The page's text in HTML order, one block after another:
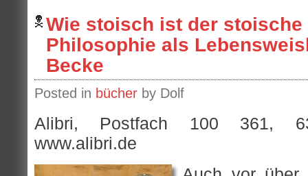
Wie stoisch ist der stoische
Philosophie als
Becke
Posted in bücher by Dolf
Alibri, Postfach 100 361,
www.alibri.de